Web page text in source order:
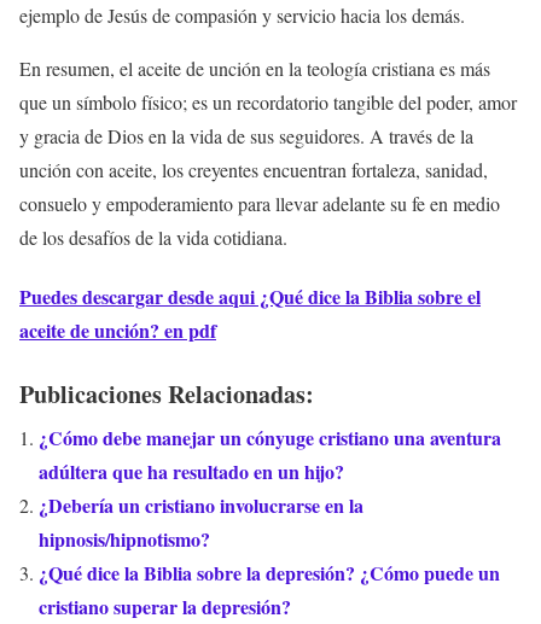
ejemplo de Jesús de compasión y servicio hacia los demás.
En resumen, el aceite de unción en la teología cristiana es más
que un símbolo físico; es un recordatorio tangible del poder, amor
y gracia de Dios en la vida de sus seguidores. A través de la
unción con aceite, los creyentes encuentran fortaleza, sanidad,
consuelo y empoderamiento para llevar adelante su fe en medio
de los desafíos de la vida cotidiana.
Puedes descargar desde aqui ¿Qué dice la Biblia sobre el
aceite de unción? en pdf
Publicaciones Relacionadas:
¿Cómo debe manejar un cónyuge cristiano una aventura
adúltera que ha resultado en un hijo?
¿Debería un cristiano involucrarse en la
hipnosis/hipnotismo?
¿Qué dice la Biblia sobre la depresión? ¿Cómo puede un
cristiano superar la depresión?